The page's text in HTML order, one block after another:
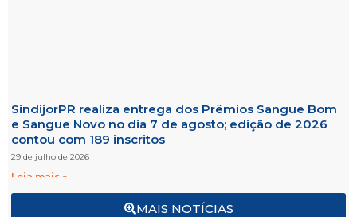
MAIS NOTÍCIAS
SindijorPR realiza entrega dos Prêmios Sangue Bom
e Sangue Novo no dia 7 de agosto; edição de 2026
contou com 189 inscritos
29 de julho de 2026
Leia mais »